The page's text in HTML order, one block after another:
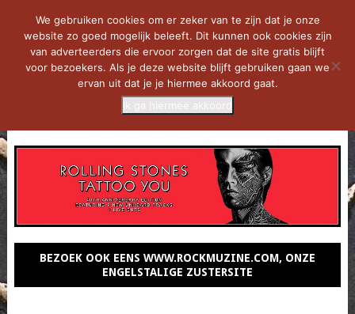
BEZOEK OOK EENS WWW.ROCKMUZINE.COM, ONZE
ENGELSTALIGE ZUSTERSITE
We gebruiken cookies om er zeker van te zijn dat je onze
website zo goed mogelijk beleeft. Dit kunnen ook cookies zijn
van adverteerders die ervoor zorgen dat de site gratis blijft
voor bezoekers. Als je deze website blijft gebruiken gaan we
ervan uit dat je je hiermee akkoord gaat.
Ik ga hiermee akkoord